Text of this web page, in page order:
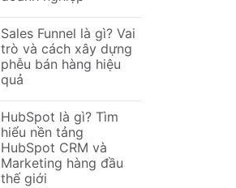
Sales Funnel là gì? Vai
trò và cách xây dựng
phễu bán hàng hiệu
quả
HubSpot là gì? Tìm
hiểu nền tảng
HubSpot CRM và
Marketing hàng đầu
thế giới